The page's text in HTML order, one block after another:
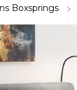
Boxsprings